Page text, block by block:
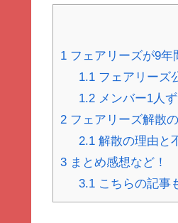
1 フェアリーズが9年
1.1フェアリーズ
1.2メンバー1人
2 フェアリーズ解散
2.1解散の理由と
3 まとめ感想など！
3.1こちらの記事